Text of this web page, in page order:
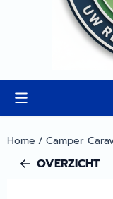
Home / Camper
OVERZICHT